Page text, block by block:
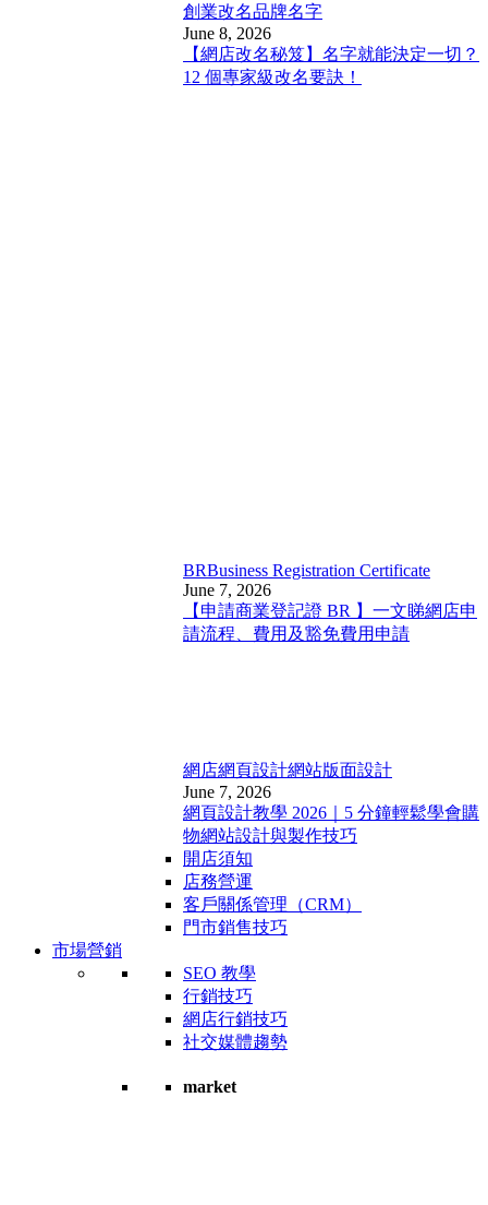
創業改名品牌名字
June 8, 2026
【網店改名秘笈】名字就能決定一切？
12 個專家級改名要訣！
BRBusiness Registration Certificate
June 7, 2026
【申請商業登記證 BR 】一文睇網店申
請流程、費用及豁免費用申請
網店網頁設計網站版面設計
June 7, 2026
網頁設計教學 2026｜5 分鐘輕鬆學會購
物網站設計與製作技巧
開店須知
店務營運
客戶關係管理（CRM）
門市銷售技巧
市場營銷
SEO 教學
行銷技巧
網店行銷技巧
社交媒體趨勢
market